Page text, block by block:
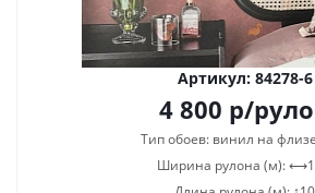
Артикул: 84278-6
4 800 р/
Тип обоев: винил на
Ширина рулона (м):